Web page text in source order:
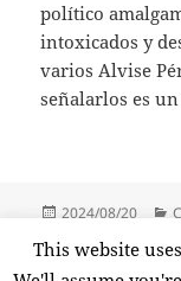
político
intoxicados y
varios Alvise
señalarlos es
Publicado
2024/08/20
Sánchez,Telegram,
This website